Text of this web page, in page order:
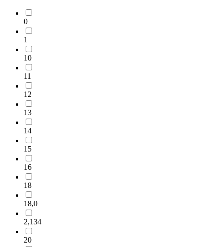
0
1
10
11
12
13
14
15
16
18
18,0
2,134
20